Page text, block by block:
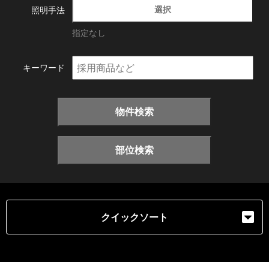
照明手法 選択
指定なし
キーワード
物件検索
部位検索
クイックソート